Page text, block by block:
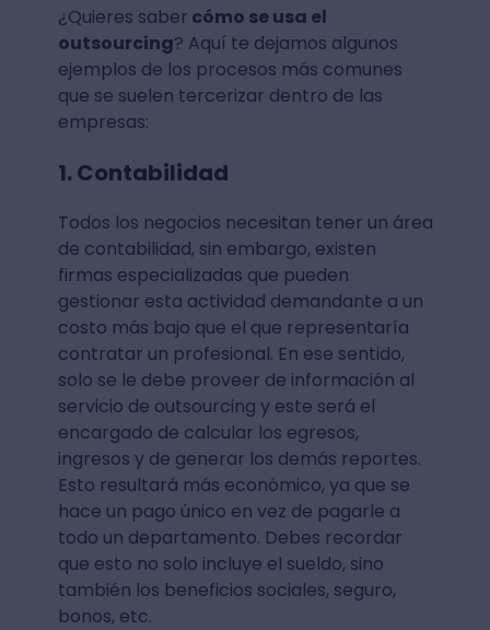
¿Quieres saber cómo se usa el
outsourcing? Aquí te dejamos algunos
ejemplos de los procesos más comunes
que se suelen tercerizar dentro de las
empresas:
1. Contabilidad
Todos los negocios necesitan tener un área
de contabilidad, sin embargo, existen
firmas especializadas que pueden
gestionar esta actividad demandante a un
costo más bajo que el que representaría
contratar un profesional. En ese sentido,
solo se le debe proveer de información al
servicio de outsourcing y este será el
encargado de calcular los egresos,
ingresos y de generar los demás reportes.
Esto resultará más económico, ya que se
hace un pago único en vez de pagarle a
todo un departamento. Debes recordar
que esto no solo incluye el sueldo, sino
también los beneficios sociales, seguro,
bonos, etc.